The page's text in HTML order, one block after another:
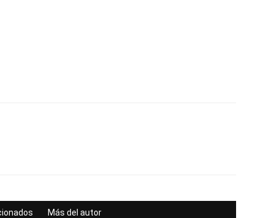
Más del autor